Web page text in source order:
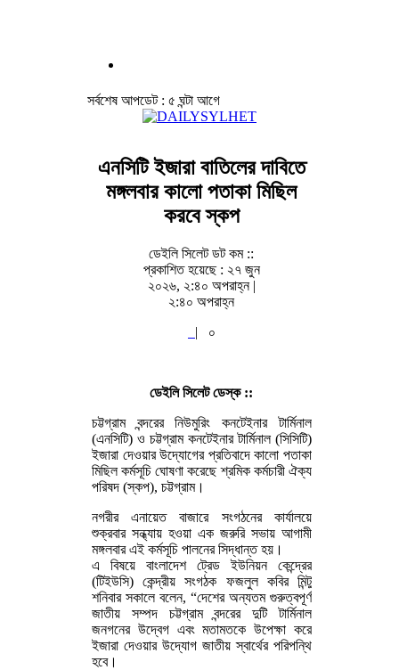
সর্বশেষ আপডেট : ৫ ঘন্টা আগে
এনসিটি ইজারা বাতিলের দাবিতে
মঙ্গলবার কালো পতাকা মিছিল
করবে স্কপ
ডেইলি সিলেট ডট কম ::
প্রকাশিত হয়েছে : ২৭ জুন
২০২৬, ২:৪০ অপরাহ্ন |
২:৪০ অপরাহ্ন
|
০
ডেইলি সিলেট ডেস্ক ::
চট্টগ্রাম বন্দরের নিউমুরিং কনটেইনার টার্মিনাল
(এনসিটি) ও চট্টগ্রাম কনটেইনার টার্মিনাল (সিসিটি)
ইজারা দেওয়ার উদ্যোগের প্রতিবাদে কালো পতাকা
মিছিল কর্মসূচি ঘোষণা করেছে শ্রমিক কর্মচারী ঐক্য
পরিষদ (স্কপ), চট্টগ্রাম।
নগরীর এনায়েত বাজারে সংগঠনের কার্যালয়ে
শুক্রবার সন্ধ্যায় হওয়া এক জরুরি সভায় আগামী
মঙ্গলবার এই কর্মসূচি পালনের সিদ্ধান্ত হয়।
এ বিষয়ে বাংলাদেশ ট্রেড ইউনিয়ন কেন্দ্রের
(টিইউসি) কেন্দ্রীয় সংগঠক ফজলুল কবির মিন্টু
শনিবার সকালে বলেন, “দেশের অন্যতম গুরুত্বপূর্ণ
জাতীয় সম্পদ চট্টগ্রাম বন্দরের দুটি টার্মিনাল
জনগনের উদ্বেগ এবং মতামতকে উপেক্ষা করে
ইজারা দেওয়ার উদ্যোগ জাতীয় স্বার্থের পরিপন্থি
হবে।